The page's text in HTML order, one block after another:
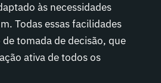
às necessidades
Todas essas facilidades
tomada de decisão, que
ativa de todos os